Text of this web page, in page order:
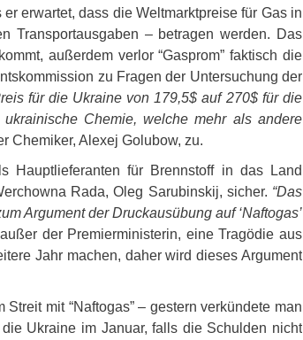
erwartet, dass die Weltmarktpreise für Gas in
Transportausgaben – betragen werden. Das
außerdem verlor “Gasprom” faktisch die
zu Fragen der Untersuchung der
für die Ukraine von 179,5$ auf 270$ für die
Chemie, welche mehr als andere
Chemiker, Alexej Golubow, zu.
Hauptlieferanten für Brennstoff in das Land
Rada, Oleg Sarubinskij, sicher. “Das
Argument der Druckausübung auf ‘Naftogas’
der Premierministerin, eine Tragödie aus
Jahr machen, daher wird dieses Argument
mit “Naftogas” – gestern verkündete man
Ukraine im Januar, falls die Schulden nicht